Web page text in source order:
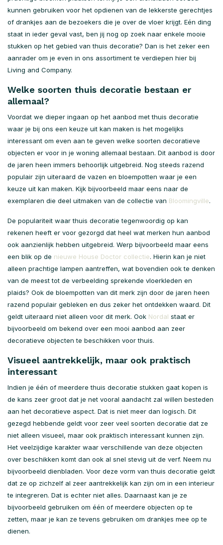
kunnen gebruiken voor het opdienen van de lekkerste gerechtjes
of drankjes aan de bezoekers die je over de vloer krijgt. Eén ding
staat in ieder geval vast, ben jij nog op zoek naar enkele mooie
stukken op het gebied van thuis decoratie? Dan is het zeker een
aanrader om je even in ons assortiment te verdiepen hier bij
Living and Company.
Welke soorten thuis decoratie bestaan er
allemaal?
Voordat we dieper ingaan op het aanbod met thuis decoratie
waar je bij ons een keuze uit kan maken is het mogelijks
interessant om even aan te geven welke soorten decoratieve
objecten er voor in je woning allemaal bestaan. Dit aanbod is door
de jaren heen immers behoorlijk uitgebreid. Nog steeds razend
populair zijn uiteraard de vazen en bloempotten waar je een
keuze uit kan maken. Kijk bijvoorbeeld maar eens naar de
exemplaren die deel uitmaken van de collectie van Bloomingville.
De populariteit waar thuis decoratie tegenwoordig op kan
rekenen heeft er voor gezorgd dat heel wat merken hun aanbod
ook aanzienlijk hebben uitgebreid. Werp bijvoorbeeld maar eens
een blik op de nieuwe House Doctor collectie. Hierin kan je niet
alleen prachtige lampen aantreffen, wat bovendien ook te denken
van de meest tot de verbeelding sprekende vloerkleden en
plaids? Ook de bloempotten van dit merk zijn door de jaren heen
razend populair gebleken en dus zeker het ontdekken waard. Dit
geldt uiteraard niet alleen voor dit merk. Ook Nordal staat er
bijvoorbeeld om bekend over een mooi aanbod aan zeer
decoratieve objecten te beschikken voor thuis.
Visueel aantrekkelijk, maar ook praktisch
interessant
Indien je één of meerdere thuis decoratie stukken gaat kopen is
de kans zeer groot dat je net vooral aandacht zal willen besteden
aan het decoratieve aspect. Dat is niet meer dan logisch. Dit
gezegd hebbende geldt voor zeer veel soorten decoratie dat ze
niet alleen visueel, maar ook praktisch interessant kunnen zijn.
Het veelzijdige karakter waar verschillende van deze objecten
over beschikken komt dan ook al snel stevig uit de verf. Neem nu
bijvoorbeeld dienbladen. Voor deze vorm van thuis decoratie geldt
dat ze op zichzelf al zeer aantrekkelijk kan zijn om in een interieur
te integreren. Dat is echter niet alles. Daarnaast kan je ze
bijvoorbeeld gebruiken om één of meerdere objecten op te
zetten, maar je kan ze tevens gebruiken om drankjes mee op te
dienen.